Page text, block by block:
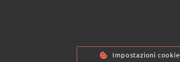
Impostazioni cookie